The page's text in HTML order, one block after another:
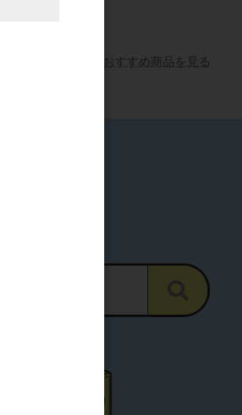
すべてのおすすめ商品を見る